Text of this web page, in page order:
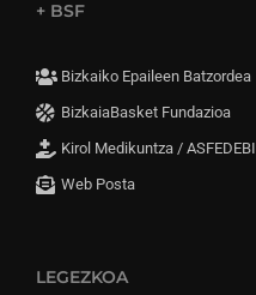
+ BSF
Bizkaiko Epaileen Batzordea
BizkaiaBasket Fundazioa
Kirol Medikuntza / ASFEDEBI
Web Posta
LEGEZKOA